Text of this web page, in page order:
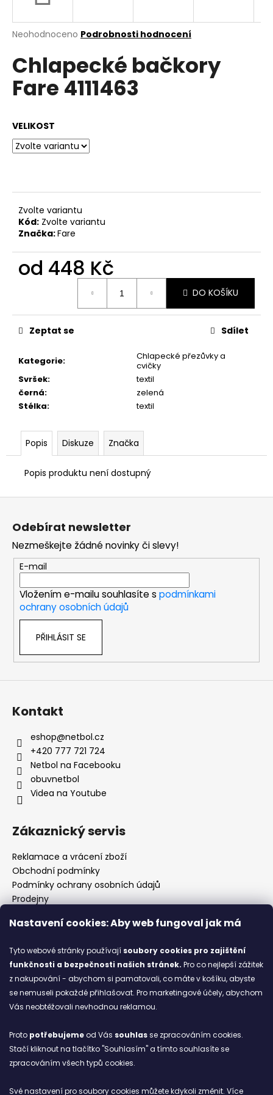
Nastavení cookies: Aby web fungoval jak má
Tyto webové stránky používají soubory cookies pro zajištění
funkčnosti a bezpečnosti našich stránek. Pro co nejlepší zážitek
z nakupování - abychom si pamatovali, co máte v košíku, abyste
se nemuseli pokaždé přihlašovat. Pro marketingové účely, abychom
Vás neobtěžovali nevhodnou reklamou.
Proto potřebujemeod Vás souhlasse zpracováním cookies.
Stačí kliknout na tlačítko "Souhlasím" a tímto souhlasíte se
zpracováním všech typů cookies.
Své nastavení pro soubory cookies můžete kdykoli změnit. Více
Průměrné
produktu
je
0,0
Neohodnoceno Podrobnosti hodnocení
Chlapecké bačkory
Fare 4111463
VELIKOST
Zvolte variantu
Kód: Zvolte variantu
Značka:Fare
od 448 Kč
DO KOŠÍKU
Kategorie:
Chlapecké přezůvky a
cvičky
Svršek:
textil
černá:
zelená
Stélka: textil
Zeptat se Sdílet
Popis Diskuze Značka
Popis produktu není dostupný
j
t
?
D
o
p
o
r
u
č
e
m
PRIMIGI
2411200
Z
Odebírat newsletter
Nezmeškejte žádné novinky či slevy!
E-mail
Vložením e-mailu souhlasíte s podmínkami
ochrany osobních údajů
PŘIHLÁSIT SE
Kontakt
eshop@netbol.cz
+420 777 721 724
Netbol na Facebooku
obuvnetbol
Videa na Youtube
Zákaznický servis
Reklamace a vrácení zboží
Obchodní podmínky
Podmínky ochrany osobních údajů
Prodejny
Značky
Blog
Ze starých bot staronové
ARCHIV